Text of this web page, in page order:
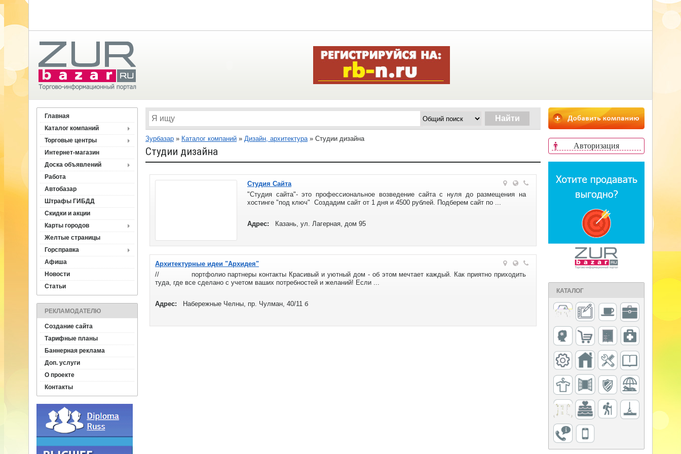
Главная
Каталог компаний
Торговые центры
Интернет-магазин
Доска объявлений
Работа
Автобазар
Штрафы ГИБДД
Скидки и акции
Карты городов
Желтые страницы
Горсправка
Афиша
Новости
Статьи
РЕКЛАМОДАТЕЛЮ
Создание сайта
Тарифные планы
Баннерная реклама
Доп. услуги
О проекте
Контакты
Авторизация
КАТАЛОГ
Зурбазар » Каталог компаний » Дизайн, архитектура» Студии дизайна
Студии дизайна
Студия Сайта
"Студия сайта"- это профессиональное возведение сайта с нуля до размещения на
хостинге "под ключ" Создадим сайт от 1 дня и 4500 рублей. Подберем сайт по ...
Адрес: Казань, ул. Лагерная, дом 95
Архитектурные идеи "Архидея"
// портфолио партнеры контакты Красивый и уютный дом - об этом мечтает каждый. Как приятно приходить
туда, где все сделано с учетом ваших потребностей и желаний! Если ...
Адрес: Набережные Челны, пр. Чулман, 40/11 б